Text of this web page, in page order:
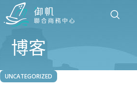
博客
UNCATEGORIZED